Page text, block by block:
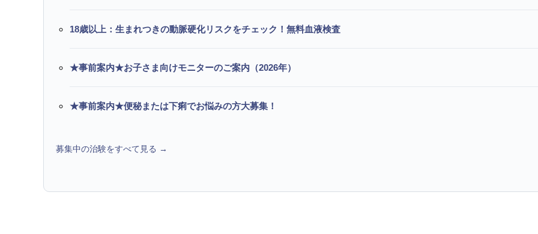
18歳以上：生まれつきの動脈硬化リスクをチェック！無料血液検査
★事前案内★お子さま向けモニターのご案内（2026年）
★事前案内★便秘または下痢でお悩みの方大募集！
募集中の治験をすべて見る →